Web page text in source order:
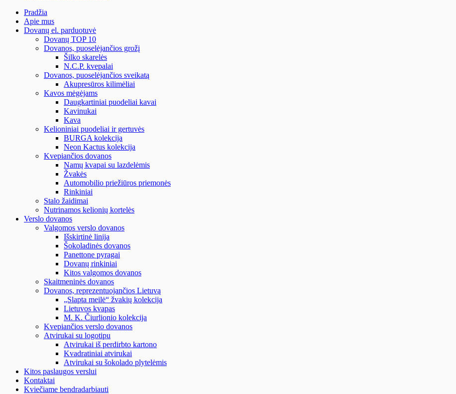
Pradžia
Apie mus
Dovanų el. parduotuvė
Dovanų TOP 10
Dovanos, puoselėjančios grožį
Šilko skarelės
N.C.P. kvepalai
Dovanos, puoselėjančios sveikatą
Akupresūros kilimėliai
Kavos mėgėjams
Daugkartiniai puodeliai kavai
Kavinukai
Kava
Kelioniniai puodeliai ir gertuvės
BURGA kolekcija
Neon Kactus kolekcija
Kvepiančios dovanos
Namų kvapai su lazdelėmis
Žvakės
Automobilio priežiūros priemonės
Rinkiniai
Stalo žaidimai
Nutrinamos kelionių kortelės
Verslo dovanos
Valgomos verslo dovanos
Išskirtinė linija
Šokoladinės dovanos
Panettone pyragai
Dovanų rinkiniai
Kitos valgomos dovanos
Skaitmeninės dovanos
Dovanos, reprezentuojančios Lietuvą
„Slapta meilė“ žvakių kolekcija
Lietuvos kvapas
M. K. Čiurlionio kolekcija
Kvepiančios verslo dovanos
Atvirukai su logotipu
Atvirukai iš perdirbto kartono
Kvadratiniai atvirukai
Atvirukai su šokolado plytelėmis
Kitos paslaugos verslui
Kontaktai
Kviečiame bendradarbiauti